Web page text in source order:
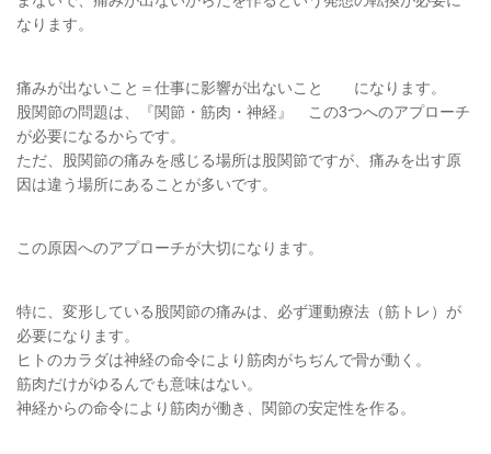
なります。
痛みが出ないこと＝仕事に影響が出ないこと になります。
股関節の問題は、『関節・筋肉・神経』 この3つへのアプローチ
が必要になるからです。
ただ、股関節の痛みを感じる場所は股関節ですが、痛みを出す原
因は違う場所にあることが多いです。
この原因へのアプローチが大切になります。
特に、変形している股関節の痛みは、必ず運動療法（筋トレ）が
必要になります。
ヒトのカラダは神経の命令により筋肉がちぢんで骨が動く。
筋肉だけがゆるんでも意味はない。
神経からの命令により筋肉が働き、関節の安定性を作る。